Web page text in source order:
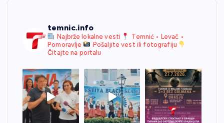
temnic.info
Najbrže lokalne vesti
Temnić • Levač •
Pomoravlje
Pošaljite vest ili fotografiju
Čitajte na portalu